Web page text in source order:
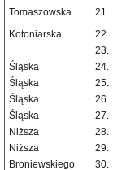
Tomaszowska
21.
Kotoniarska 22.
23.
Śląska
24.
Śląska
25.
Śląska
26.
Śląska
27.
Niższa
28.
Niższa
29.
Broniewskiego
30.